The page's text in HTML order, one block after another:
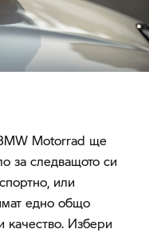
Motorrad ще
за следващото си
или
едно общо
качество. Избери